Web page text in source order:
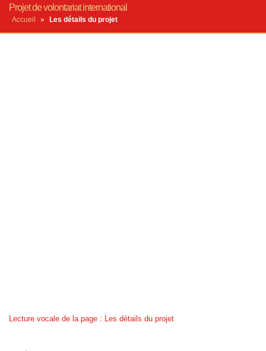
Projet de volontariat international
Accueil » Les détails du projet
Lecture vocale de la page : Les détails du projet